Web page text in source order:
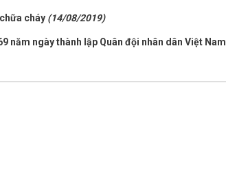
cháy (14/08/2019)
năm ngày thành lập Quân đội nhân dân Việt Nam